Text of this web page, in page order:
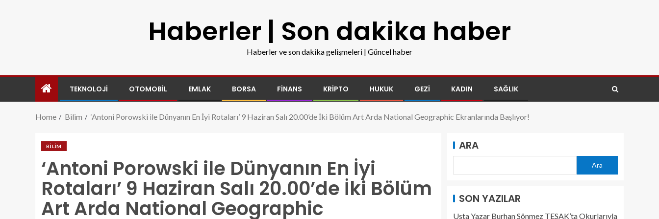
Haberler | Son dakika haber
Haberler ve son dakika gelişmeleri | Güncel haber
TEKNOLOJI OTOMOBIL EMLAK BORSA FINANS KRIPTO HUKUK GEZI KADIN SAĞLIK
Home Bilim ‘Antoni Porowski ile Dünyanın En İyi Rotaları’ 9 Haziran Salı 20.00’de İki Bölüm Art Arda National Geographic Ekranlarında Başlıyor!
BILIM
‘Antoni Porowski ile Dünyanın En İyi
Rotaları’ 9 Haziran Salı 20.00’de İki Bölüm
Art Arda National Geographic
ARA
Ara
SON YAZILAR
Usta Yazar Burhan Sönmez TESAK’ta Okurlarıyla